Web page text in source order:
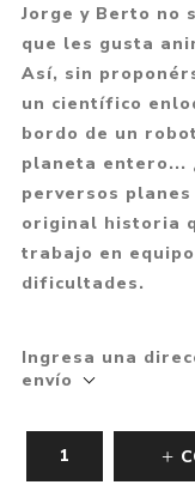
Jorge y Berto no
que les gusta
Así, sin
un científico
bordo de un
planeta entero...
perversos
original historia
trabajo en
dificultades.
Ingresa una
envío